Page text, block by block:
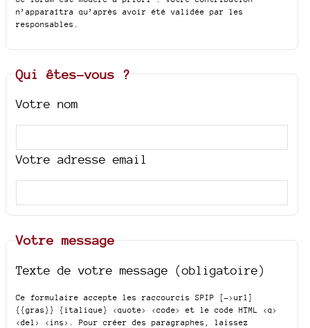
n’apparaîtra qu’après avoir été validée par les
responsables.
Qui êtes-vous ?
Votre nom
Votre adresse email
Votre message
Texte de votre message (obligatoire)
Ce formulaire accepte les raccourcis SPIP
[->url]
{{gras}} {italique} <quote> <code>
et le code HTML <q>
<del> <ins>
. Pour créer des paragraphes, laissez